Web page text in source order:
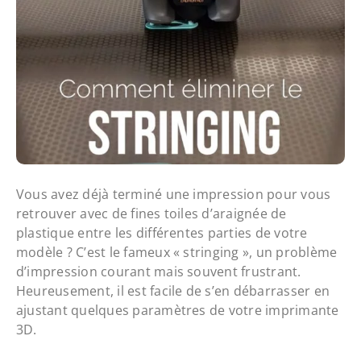
Vous avez déjà terminé une impression pour vous
retrouver avec de fines toiles d’araignée de
plastique entre les différentes parties de votre
modèle ? C’est le fameux « stringing », un problème
d’impression courant mais souvent frustrant.
Heureusement, il est facile de s’en débarrasser en
ajustant quelques paramètres de votre imprimante
3D.